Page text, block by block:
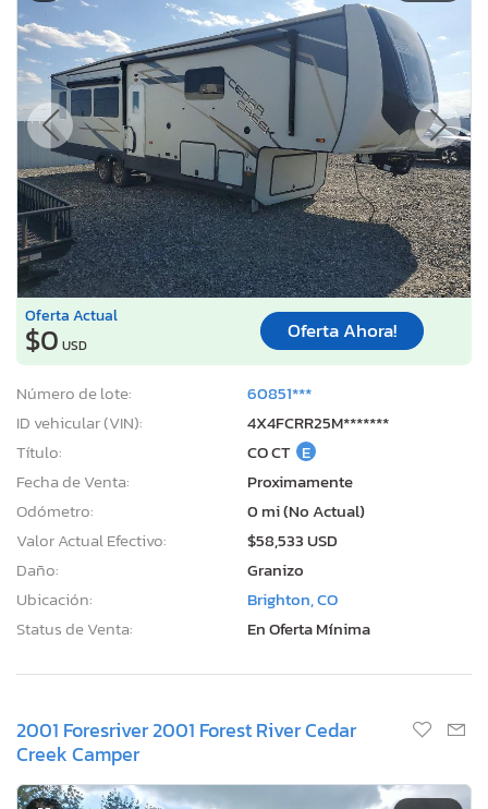
Oferta Actual
$0 USD
Oferta Ahora!
Número de lote:
60851***
ID vehicular (VIN):
4X4FCRR25M*******
Título:
CO CT E
Fecha de Venta:
Proximamente
Odómetro:
0 mi (No Actual)
Valor Actual Efectivo:
$58,533 USD
Daño:
Granizo
Ubicación:
Brighton, CO
Status de Venta:
En Oferta Mínima
2001 Foresriver 2001 Forest River Cedar
Creek Camper